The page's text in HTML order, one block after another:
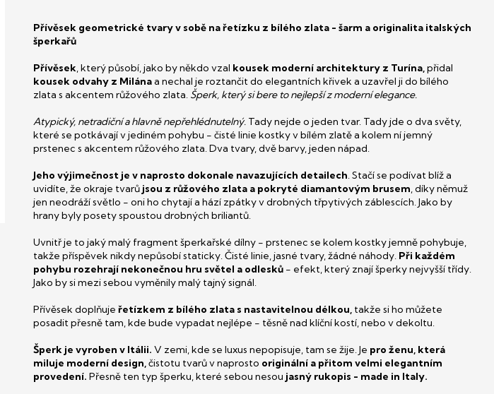
Přívěsek geometrické tvary v sobě na řetízku z bílého zlata - šarm a originalita italských
šperkařů
Přívěsek, který působí, jako by někdo vzal kousek moderní architektury z Turína,přidal
kousek odvahy z Milánaa nechal je roztančit do elegantních křivek a uzavřel ji do bílého
zlata s akcentem růžového zlata. Šperk, který si bere to nejlepší z moderní elegance.
Atypický, netradiční a hlavně nepřehlédnutelný. Tady nejde o jeden tvar. Tady jde o dva světy,
které se potkávají v jediném pohybu - čisté linie kostky v bílém zlatě a kolem ní jemný
prstenec s akcentem růžového zlata. Dva tvary, dvě barvy, jeden nápad.
Jeho výjimečnost je v naprosto dokonale navazujících detailech. Stačí se podívat blíž a
uvidíte, že okraje tvarů jsou z růžového zlata a pokryté diamantovým brusem, díky němuž
jen neodráží světlo - oni ho chytají a hází zpátky v drobných třpytivých záblescích. Jako by
hrany byly posety spoustou drobných briliantů.
Uvnitř je to jaký malý fragment šperkařské dílny - prstenec se kolem kostky jemně pohybuje,
takže příspěvek nikdy nepůsobí staticky. Čisté linie, jasné tvary, žádné náhody. Při každém
pohybu rozehrají nekonečnou hru světel a odlesků - efekt, který znají šperky nejvyšší třídy.
Jako by si mezi sebou vyměnily malý tajný signál.
Přívěsek doplňuje řetízkem z bílého zlata s nastavitelnou délkou, takže si ho můžete
posadit přesně tam, kde bude vypadat nejlépe - těsně nad klíční kostí, nebo v dekoltu.
Šperk je vyroben v Itálii. V zemi, kde se luxus nepopisuje, tam se žije. Je pro ženu, která
miluje moderní design,čistotu tvarů v naprosto originální a přitom velmi elegantním
provedení. Přesně ten typ šperku, které sebou nesou jasný rukopis - made in Italy.